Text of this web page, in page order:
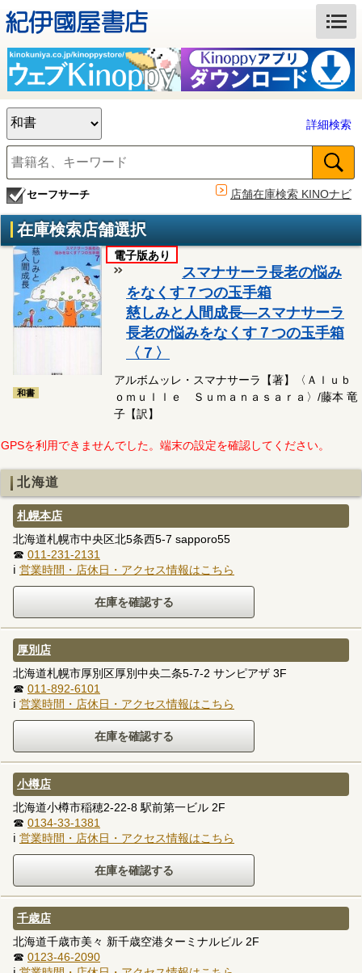
詳細検索
セーフサーチ 店舗在庫検索 KINOナビ
在庫検索店舗選択
和書
電子版あり
スマナサーラ長老の悩み
をなくす７つの玉手箱
慈しみと人間成長―スマナサーラ
長老の悩みをなくす７つの玉手箱
〈７〉
アルボムッレ・スマナサーラ【著】〈Ａｌｕｂ
ｏｍｕｌｌｅ Ｓｕｍａｎａｓａｒａ〉/藤本 竜
子【訳】
GPSを利用できませんでした。端末の設定を確認してください。
北海道
札幌本店
北海道札幌市中央区北5条西5-7 sapporo55
☎ 011-231-2131
ℹ 営業時間・店休日・アクセス情報はこちら
厚別店
北海道札幌市厚別区厚別中央二条5-7-2 サンピアザ 3F
☎ 011-892-6101
ℹ 営業時間・店休日・アクセス情報はこちら
小樽店
北海道小樽市稲穂2-22-8 駅前第一ビル 2F
☎ 0134-33-1381
ℹ 営業時間・店休日・アクセス情報はこちら
千歳店
北海道千歳市美々 新千歳空港ターミナルビル 2F
☎ 0123-46-2090